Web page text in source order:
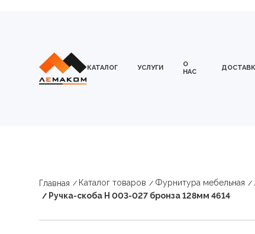
КАТАЛОГ УСЛУГИ
О
НАС
Главная Каталог товаров Фурнитура мебельная
Ручка-скоба Н 003-027 бронза 128мм 4614